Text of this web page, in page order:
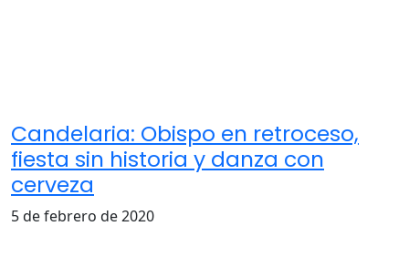
Candelaria: Obispo en retroceso,
fiesta sin historia y danza con
cerveza
5 de febrero de 2020